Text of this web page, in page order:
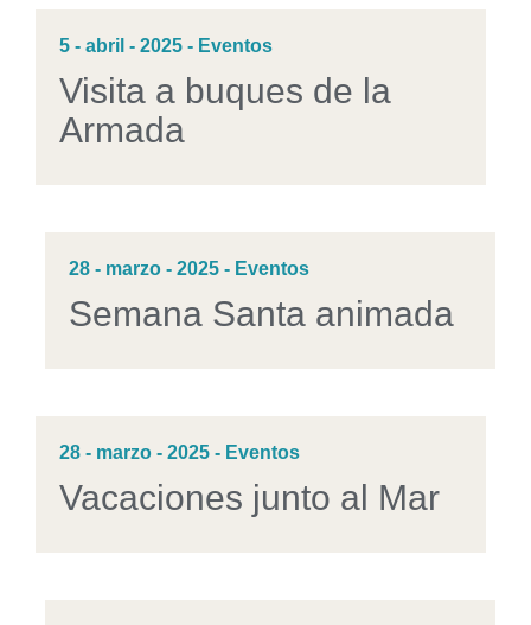
5 - abril - 2025 - Eventos
Visita a buques de la
Armada
28 - marzo - 2025 - Eventos
Semana Santa animada
28 - marzo - 2025 - Eventos
Vacaciones junto al Mar